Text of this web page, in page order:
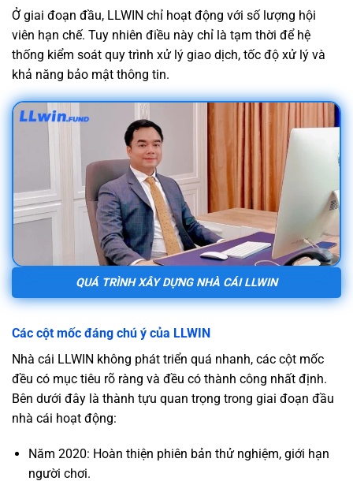
Ở giai đoạn đầu, LLWIN chỉ hoạt động với số lượng hội
viên hạn chế. Tuy nhiên điều này chỉ là tạm thời để hệ
thống kiểm soát quy trình xử lý giao dịch, tốc độ xử lý và
khả năng bảo mật thông tin.
QUÁ TRÌNH XÂY DỰNG NHÀ CÁI LLWIN
Các cột mốc đáng chú ý của LLWIN
Nhà cái LLWIN không phát triển quá nhanh, các cột mốc
đều có mục tiêu rõ ràng và đều có thành công nhất định.
Bên dưới đây là thành tựu quan trọng trong giai đoạn đầu
nhà cái hoạt động:
Năm 2020: Hoàn thiện phiên bản thử nghiệm, giới hạn
người chơi.